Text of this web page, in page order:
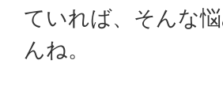
ていれば、そんな
んね。